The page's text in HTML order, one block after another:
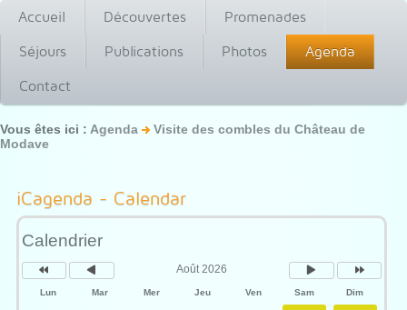
Accueil Découvertes
Promenades
Séjours
Publications Photos
Agenda
Contact
Vous êtes ici : Agenda
Visite des combles du Château de
Modave
iCagenda - Calendar
Calendrier
précédente précédent
Août 2026
Lun Mar Mer Jeu Ven Sam Dim